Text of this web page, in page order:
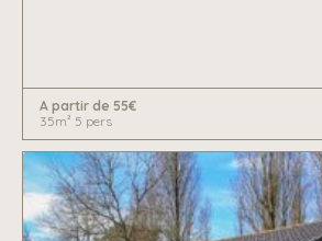
A partir de 55€
35m² 5 pers